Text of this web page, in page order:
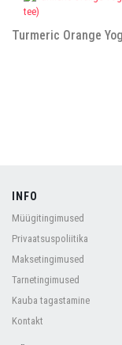
Turmeric Orange
INFO
Müügitingimused
Privaatsuspoliitika
Maksetingimused
Tarnetingimused
Kauba tagastamine
Kontakt